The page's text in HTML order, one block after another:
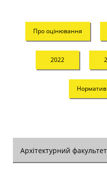
Про оцінювання
2022
Архітектурний факультет